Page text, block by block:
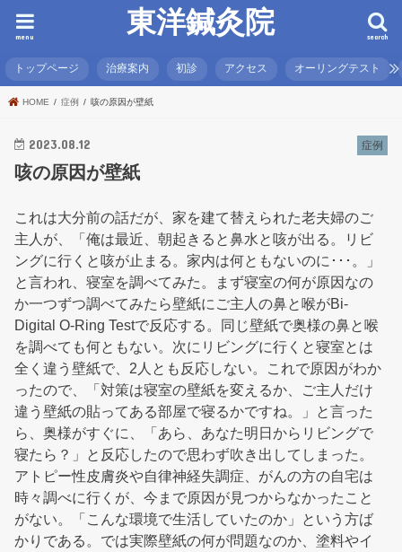
東洋鍼灸院 search
menu
トップページ 治療案内 初診 アクセス オーリングテスト
HOME 症例 咳の原因が壁紙
症例
2023.08.12
咳の原因が壁紙
これは大分前の話だが、家を建て替えられた老夫婦のご
主人が、「俺は最近、朝起きると鼻水と咳が出る。リビ
ングに行くと咳が止まる。家内は何ともないのに･･･。」
と言われ、寝室を調べてみた。まず寝室の何が原因なの
か一つずつ調べてみたら壁紙にご主人の鼻と喉がBi-
Digital O-Ring Testで反応する。同じ壁紙で奥様の鼻と喉
を調べても何ともない。次にリビングに行くと寝室とは
全く違う壁紙で、2人とも反応しない。これで原因がわか
ったので、「対策は寝室の壁紙を変えるか、ご主人だけ
違う壁紙の貼ってある部屋で寝るかですね。」と言った
ら、奥様がすぐに、「あら、あなた明日からリビングで
寝たら？」と反応したので思わず吹き出してしまった。
アトピー性皮膚炎や自律神経失調症、がんの方の自宅は
時々調べに行くが、今まで原因が見つからなかったこと
がない。「こんな環境で生活していたのか」という方ば
かりである。では実際壁紙の何が問題なのか、塗料やイ